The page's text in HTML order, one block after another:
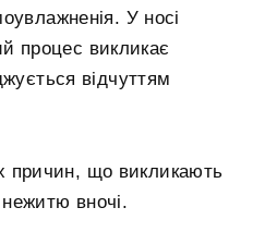
У носі
процес викликає
відчуттям
причин, що викликають
вночі.